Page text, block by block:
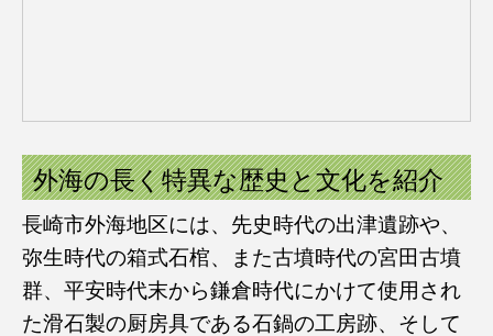
外海の長く特異な歴史と文化を紹介
長崎市外海地区には、先史時代の出津遺跡や、
弥生時代の箱式石棺、また古墳時代の宮田古墳
群、平安時代末から鎌倉時代にかけて使用され
た滑石製の厨房具である石鍋の工房跡、そして